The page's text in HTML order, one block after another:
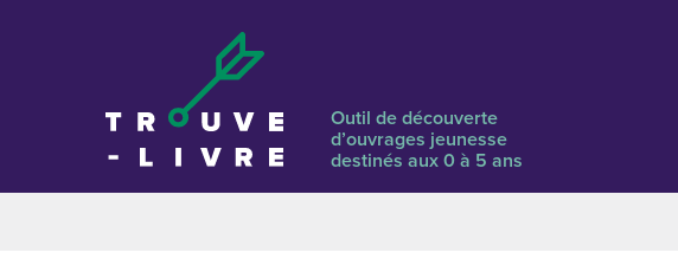
Outil de découverte
d’ouvrages jeunesse
destinés aux 0 à 5 ans